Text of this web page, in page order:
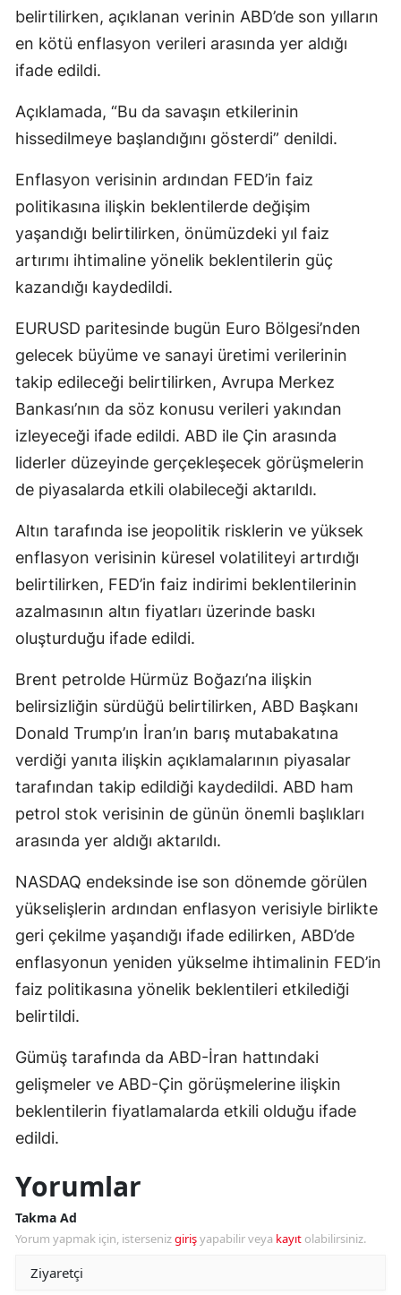
belirtilirken, açıklanan verinin ABD’de son yılların
en kötü enflasyon verileri arasında yer aldığı
ifade edildi.
Açıklamada, “Bu da savaşın etkilerinin
hissedilmeye başlandığını gösterdi” denildi.
Enflasyon verisinin ardından FED’in faiz
politikasına ilişkin beklentilerde değişim
yaşandığı belirtilirken, önümüzdeki yıl faiz
artırımı ihtimaline yönelik beklentilerin güç
kazandığı kaydedildi.
EURUSD paritesinde bugün Euro Bölgesi’nden
gelecek büyüme ve sanayi üretimi verilerinin
takip edileceği belirtilirken, Avrupa Merkez
Bankası’nın da söz konusu verileri yakından
izleyeceği ifade edildi. ABD ile Çin arasında
liderler düzeyinde gerçekleşecek görüşmelerin
de piyasalarda etkili olabileceği aktarıldı.
Altın tarafında ise jeopolitik risklerin ve yüksek
enflasyon verisinin küresel volatiliteyi artırdığı
belirtilirken, FED’in faiz indirimi beklentilerinin
azalmasının altın fiyatları üzerinde baskı
oluşturduğu ifade edildi.
Brent petrolde Hürmüz Boğazı’na ilişkin
belirsizliğin sürdüğü belirtilirken, ABD Başkanı
Donald Trump’ın İran’ın barış mutabakatına
verdiği yanıta ilişkin açıklamalarının piyasalar
tarafından takip edildiği kaydedildi. ABD ham
petrol stok verisinin de günün önemli başlıkları
arasında yer aldığı aktarıldı.
NASDAQ endeksinde ise son dönemde görülen
yükselişlerin ardından enflasyon verisiyle birlikte
geri çekilme yaşandığı ifade edilirken, ABD’de
enflasyonun yeniden yükselme ihtimalinin FED’in
faiz politikasına yönelik beklentileri etkilediği
belirtildi.
Gümüş tarafında da ABD-İran hattındaki
gelişmeler ve ABD-Çin görüşmelerine ilişkin
beklentilerin fiyatlamalarda etkili olduğu ifade
edildi.
Yorumlar
Takma Ad
Yorum yapmak için, istersenizgirişyapabilir veya kayıt olabilirsiniz.